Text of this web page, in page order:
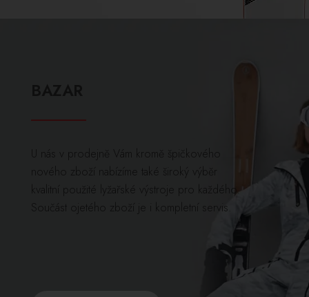
U nás v prodejně Vám kromě špičkového
nového zboží nabízíme také široký výběr
kvalitní použité lyžařské výstroje pro každého.
Součást ojetého zboží je i kompletní servis.